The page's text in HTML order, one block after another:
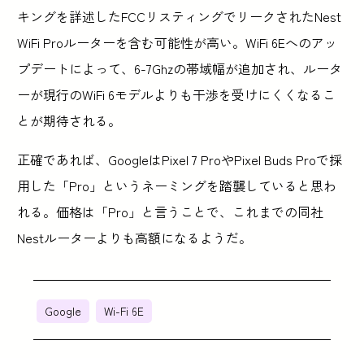
キングを詳述したFCCリスティングでリークされたNest
WiFi Proルーターを含む可能性が高い。WiFi 6Eへのアッ
プデートによって、6-7Ghzの帯域幅が追加され、ルータ
ーが現行のWiFi 6モデルよりも干渉を受けにくくなるこ
とが期待される。
正確であれば、GoogleはPixel 7 ProやPixel Buds Proで採
用した「Pro」というネーミングを踏襲していると思わ
れる。価格は「Pro」と言うことで、これまでの同社
Nestルーターよりも高額になるようだ。
Google Wi-Fi 6E